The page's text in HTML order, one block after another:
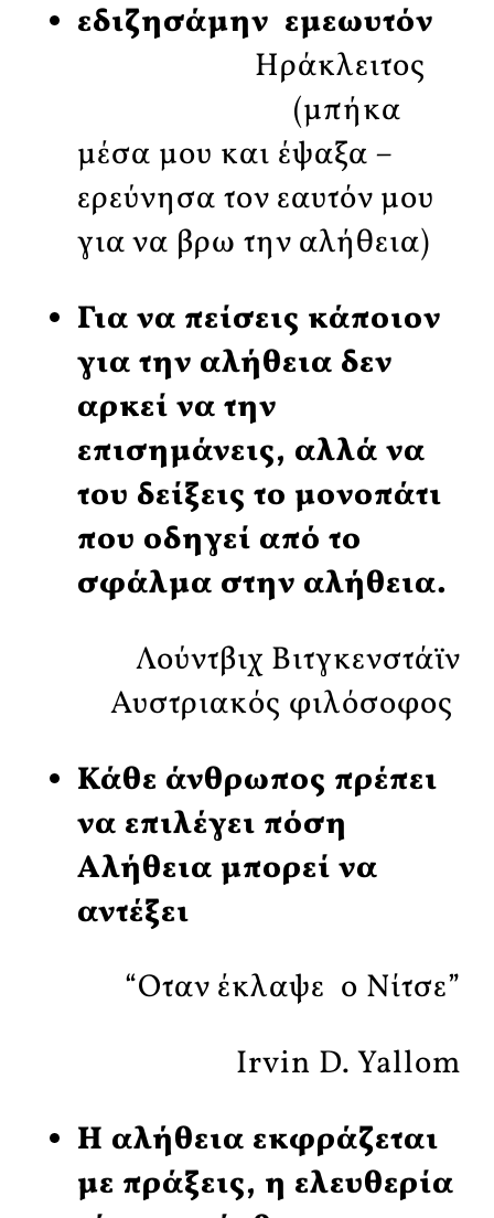
εδιζησάμην εμεωυτόν
Ηράκλειτος
(μπήκα
μέσα μου και έψαξα –
ερεύνησα τον εαυτόν μου
για να βρω την αλήθεια)
Για να πείσεις κάποιον
για την αλήθεια δεν
αρκεί να την
επισημάνεις, αλλά να
του δείξεις το μονοπάτι
που οδηγεί από το
σφάλμα στην αλήθεια.
Λούντβιχ Βιτγκενστάϊν
Αυστριακός φιλόσοφος
Κάθε άνθρωπος πρέπει
να επιλέγει πόση
Αλήθεια μπορεί να
αντέξει
“Οταν έκλαψε ο Νίτσε”
Irvin D. Yallom
Η αλήθεια εκφράζεται
με πράξεις, η ελευθερία